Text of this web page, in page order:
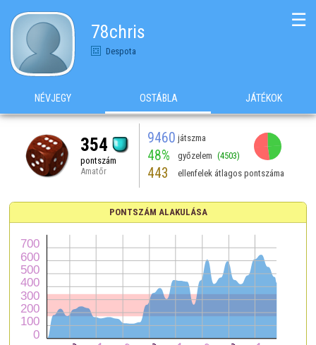
78chris
Despota
☰
NÉVJEGY OSTÁBLA JÁTÉKOK
354
pontszám
Amatőr
9460 játszma
48% győzelem (4503)
443 ellenfelek átlagos pontszáma
PONTSZÁM ALAKULÁSA